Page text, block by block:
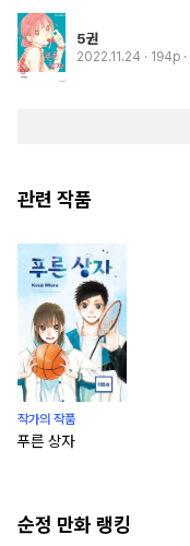
5권
2022.11.24 · 194p
관련 작품
작가의 작품
푸른 상자
순정 만화 랭킹